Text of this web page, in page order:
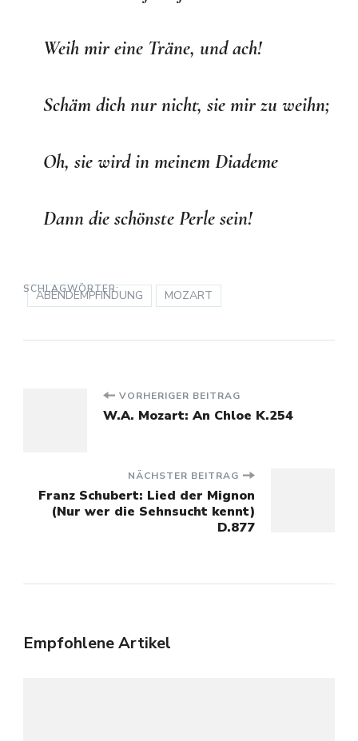
Weih mir eine Träne, und ach!
Schäm dich nur nicht, sie mir zu weihn;
Oh, sie wird in meinem Diademe
Dann die schönste Perle sein!
SCHLAGWÖRTER:
ABENDEMPFINDUNG MOZART
Beitragsnavigation
VORHERIGER BEITRAG
W.A. Mozart: An Chloe K.254
NÄCHSTER BEITRAG
Franz Schubert: Lied der Mignon
(Nur wer die Sehnsucht kennt)
D.877
Empfohlene Artikel